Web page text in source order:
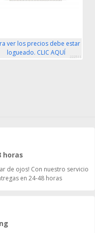
ver los precios debe estar
logueado. CLIC AQUÍ
222511
horas
de ojos! Con nuestro servicio
en 24-48 horas